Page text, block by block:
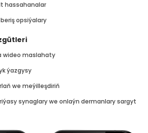
hassahanalar
opsiýalary
wideo maslahaty
ýazgysy
we meýilleşdiriň
synaglary we onlaýn dermanlary sargyt